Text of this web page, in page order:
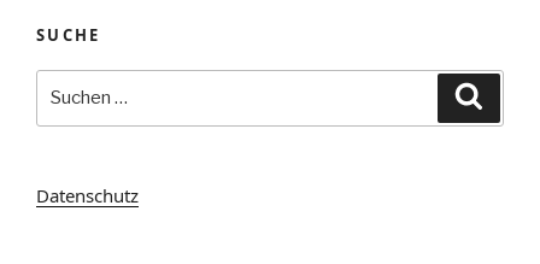
SUCHE
nach:
Datenschutz